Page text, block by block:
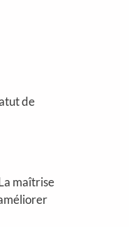
de
maîtrise